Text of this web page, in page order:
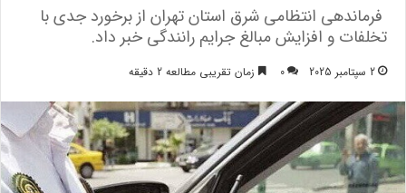
فرماندهی انتظامی شرق استان تهران از برخورد جدی با
تخلفات و افزایش مبالغ جرایم رانندگی خبر داد.
2 سپتامبر 2025 0 زمان تقریبی مطالعه 2 دقیقه